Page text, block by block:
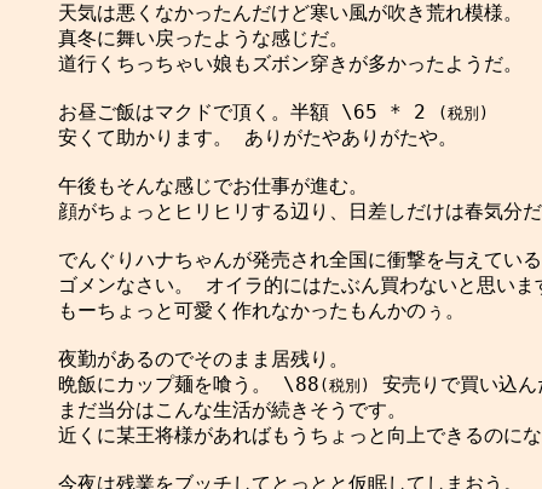
天気は悪くなかったんだけど寒い風が吹き荒れ模様。
真冬に舞い戻ったような感じだ。
道行くちっちゃい娘もズボン穿きが多かったようだ。
お昼ご飯はマクドで頂く。半額 \65 * 2 (税別)
安くて助かります。 ありがたやありがたや。
午後もそんな感じでお仕事が進む。
顔がちょっとヒリヒリする辺り、日差しだけは春気分
でんぐりハナちゃんが発売され全国に衝撃を与えてい
ゴメンなさい。 オイラ的にはたぶん買わないと思いま
もーちょっと可愛く作れなかったもんかのぅ。
夜勤があるのでそのまま居残り。
晩飯にカップ麺を喰う。 \88 (税別)
安売りで買い込
まだ当分はこんな生活が続きそうです。
近くに某王将様があればもうちょっと向上できるのに
今夜は残業をブッチしてとっとと仮眠してしまおう。